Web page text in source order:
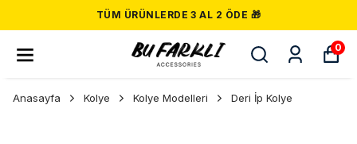
TÜM ÜRÜNLERDE 3 AL 2 ÖDE 🎁
0
Anasayfa Kolye Kolye Modelleri Deri İp Kolye